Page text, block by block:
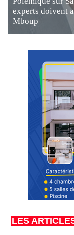
experts doivent
Mboup
LES